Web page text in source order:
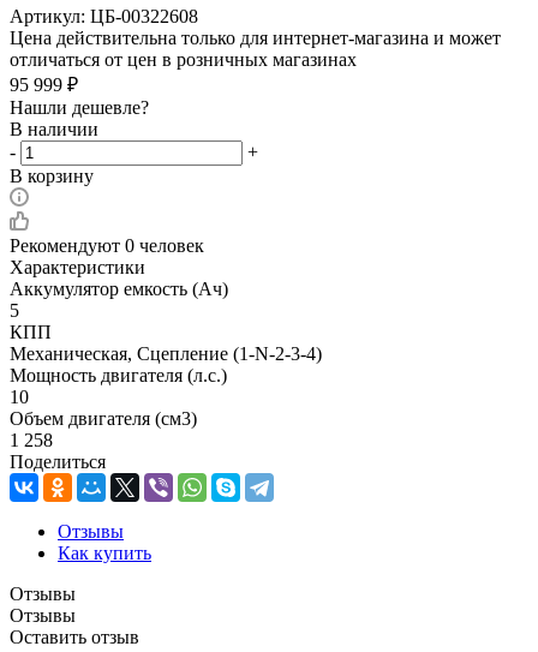
Артикул: ЦБ-00322608
Цена действительна только для интернет-магазина и может
отличаться от цен в розничных магазинах
95 999 ₽
Нашли дешевле?
В наличии
-
+
В корзину
Рекомендуют 0 человек
Характеристики
Аккумулятор емкость (Ач)
5
КПП
Механическая, Сцепление (1-N-2-3-4)
Мощность двигателя (л.с.)
10
Объем двигателя (см3)
1 258
Поделиться
Отзывы
Как купить
Отзывы
Отзывы
Оставить отзыв